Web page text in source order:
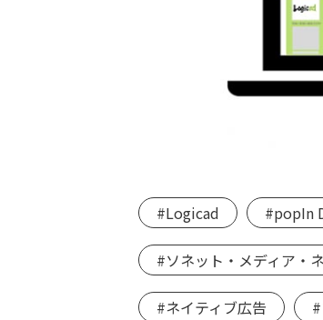
#Logicad #popIn
#ソネット・メディア・
#ネイティブ広告